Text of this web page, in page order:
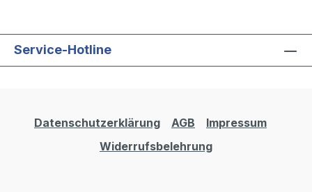
Service-Hotline
Datenschutzerklärung AGB
Impressum
Widerrufsbelehrung